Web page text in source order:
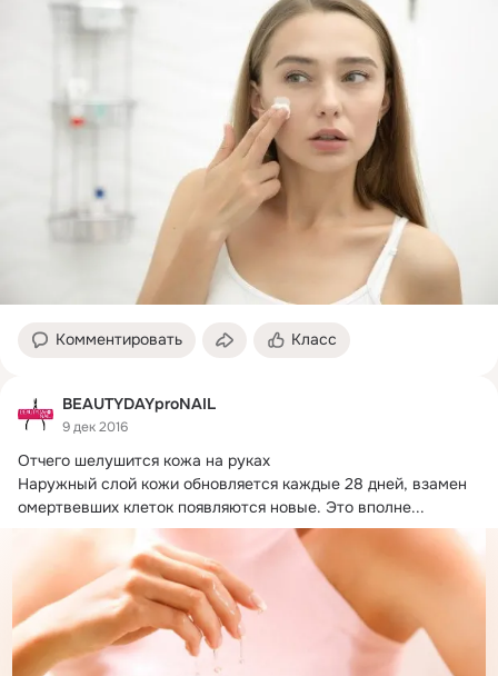
Комментировать Класс
BEAUTYDAYproNAIL
9 дек 2016
Отчего шелушится кожа на руках
Наружный слой кожи обновляется каждые 28 дней, взамен
омертвевших клеток появляются новые. Это вполне...